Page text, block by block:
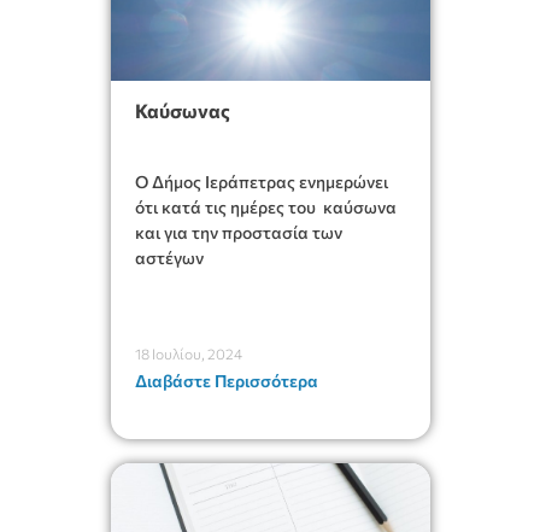
Καύσωνας
Ο Δήμος Ιεράπετρας ενημερώνει
ότι κατά τις ημέρες του καύσωνα
και για την προστασία των
αστέγων
18 Ιουλίου, 2024
Διαβάστε Περισσότερα